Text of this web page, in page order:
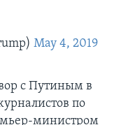
May 4, 2019
с Путиным в
по
министром